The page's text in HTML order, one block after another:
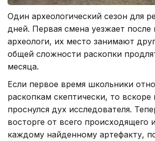
Один археологический сезон для
дней. Первая смена уезжает после
археологи, их место занимают
общей сложности раскопки
месяца.
Если первое время школьники
раскопкам скептически, то вскоре
проснулся дух исследователя.
восторге от всего происходящего
каждому найденному артефакту,